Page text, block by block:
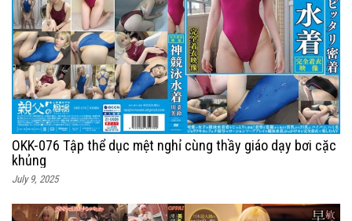
OKK-076 Tập thể dục mệt nghỉ cùng thầy giáo dạy bơi cặc
khủng
July 9, 2025